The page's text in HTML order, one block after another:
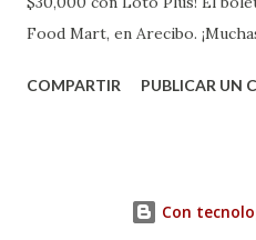
Food Mart, en Arecibo.
COMPARTIR PUBLICAR UN
Con